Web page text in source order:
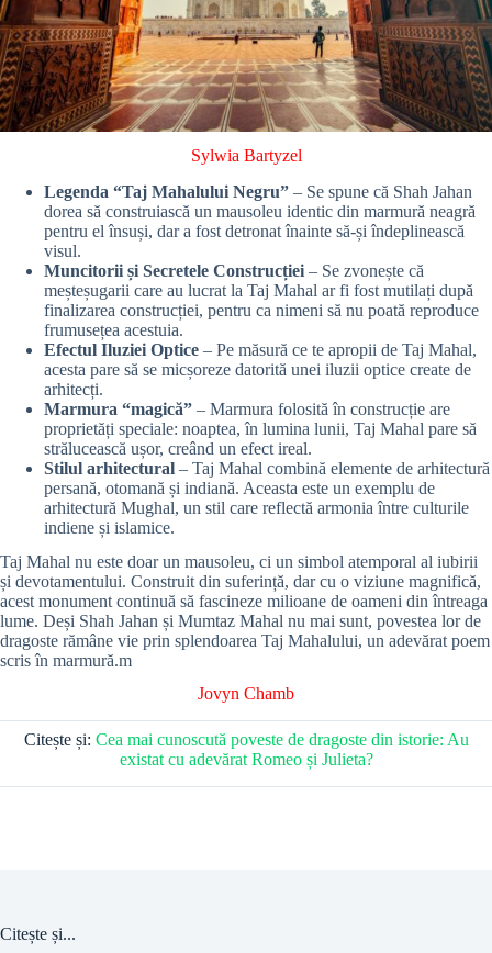
Sylwia Bartyzel
Legenda “Taj Mahalului Negru” – Se spune că Shah Jahan
dorea să construiască un mausoleu identic din marmură neagră
pentru el însuși, dar a fost detronat înainte să-și îndeplinească
visul.
Muncitorii și Secretele Construcției – Se zvonește că
meșteșugarii care au lucrat la Taj Mahal ar fi fost mutilați după
finalizarea construcției, pentru ca nimeni să nu poată reproduce
frumusețea acestuia.
Efectul Iluziei Optice – Pe măsură ce te apropii de Taj Mahal,
acesta pare să se micșoreze datorită unei iluzii optice create de
arhitecți.
Marmura “magică” – Marmura folosită în construcție are
proprietăți speciale: noaptea, în lumina lunii, Taj Mahal pare să
strălucească ușor, creând un efect ireal.
Stilul arhitectural – Taj Mahal combină elemente de arhitectură
persană, otomană și indiană. Aceasta este un exemplu de
arhitectură Mughal, un stil care reflectă armonia între culturile
indiene și islamice.
Taj Mahal nu este doar un mausoleu, ci un simbol atemporal al iubirii
și devotamentului. Construit din suferință, dar cu o viziune magnifică,
acest monument continuă să fascineze milioane de oameni din întreaga
lume. Deși Shah Jahan și Mumtaz Mahal nu mai sunt, povestea lor de
dragoste rămâne vie prin splendoarea Taj Mahalului, un adevărat poem
scris în marmură.m
Jovyn Chamb
Citește și: Cea mai cunoscută poveste de dragoste din istorie: Au
existat cu adevărat Romeo și Julieta?
Citește și...